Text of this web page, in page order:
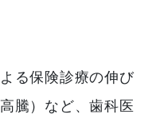
る保険診療の伸び
騰）など、歯科医